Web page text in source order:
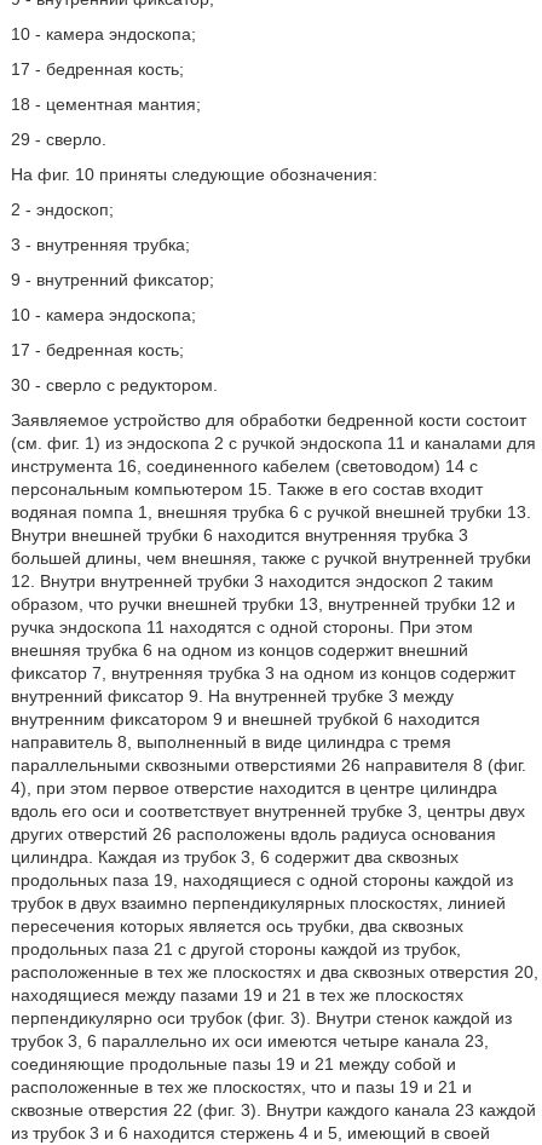
10 - камера эндоскопа;
17 - бедренная кость;
18 - цементная мантия;
29 - сверло.
На фиг. 10 приняты следующие обозначения:
2 - эндоскоп;
3 - внутренняя трубка;
9 - внутренний фиксатор;
10 - камера эндоскопа;
17 - бедренная кость;
30 - сверло с редуктором.
Заявляемое устройство для обработки бедренной кости состоит
(см. фиг. 1) из эндоскопа 2 с ручкой эндоскопа 11 и каналами для
инструмента 16, соединенного кабелем (световодом) 14 с
персональным компьютером 15. Также в его состав входит
водяная помпа 1, внешняя трубка 6 с ручкой внешней трубки 13.
Внутри внешней трубки 6 находится внутренняя трубка 3
большей длины, чем внешняя, также с ручкой внутренней трубки
12. Внутри внутренней трубки 3 находится эндоскоп 2 таким
образом, что ручки внешней трубки 13, внутренней трубки 12 и
ручка эндоскопа 11 находятся с одной стороны. При этом
внешняя трубка 6 на одном из концов содержит внешний
фиксатор 7, внутренняя трубка 3 на одном из концов содержит
внутренний фиксатор 9. На внутренней трубке 3 между
внутренним фиксатором 9 и внешней трубкой 6 находится
направитель 8, выполненный в виде цилиндра с тремя
параллельными сквозными отверстиями 26 направителя 8 (фиг.
4), при этом первое отверстие находится в центре цилиндра
вдоль его оси и соответствует внутренней трубке 3, центры двух
других отверстий 26 расположены вдоль радиуса основания
цилиндра. Каждая из трубок 3, 6 содержит два сквозных
продольных паза 19, находящиеся с одной стороны каждой из
трубок в двух взаимно перпендикулярных плоскостях, линией
пересечения которых является ось трубки, два сквозных
продольных паза 21 с другой стороны каждой из трубок,
расположенные в тех же плоскостях и два сквозных отверстия 20,
находящиеся между пазами 19 и 21 в тех же плоскостях
перпендикулярно оси трубок (фиг. 3). Внутри стенок каждой из
трубок 3, 6 параллельно их оси имеются четыре канала 23,
соединяющие продольные пазы 19 и 21 между собой и
расположенные в тех же плоскостях, что и пазы 19 и 21 и
сквозные отверстия 22 (фиг. 3). Внутри каждого канала 23 каждой
из трубок 3 и 6 находится стержень 4 и 5, имеющий в своей